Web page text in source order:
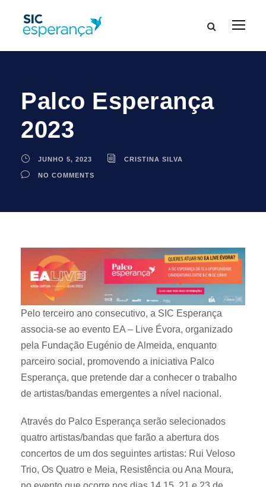
Palco Esperança
2023
JUNHO 5, 2023 CRISTINA SILVA
NO COMMENTS
Pelo terceiro ano consecutivo, a SIC Esperança
associa-se ao evento EA – Live Évora, organizado
pela Fundação Eugénio de Almeida, enquanto
parceiro social, promovendo a iniciativa Palco
Esperança, que pretende dar a conhecer o trabalho
de artistas/bandas emergentes a nível nacional.
Através do Palco Esperança serão selecionados
quatro artistas/bandas que farão a abertura dos
concertos de um dos seguintes artistas: Rui Veloso
Trio, Os Quatro e Meia, Resistência ou Ana Moura,